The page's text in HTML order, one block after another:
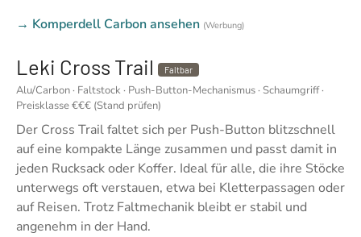
→ Komperdell Carbon ansehen (Werbung)
Leki Cross Trail Faltbar
Alu/Carbon · Faltstock · Push-Button-Mechanismus · Schaumgriff ·
Preisklasse €€€ (Stand prüfen)
Der Cross Trail faltet sich per Push-Button blitzschnell
auf eine kompakte Länge zusammen und passt damit in
jeden Rucksack oder Koffer. Ideal für alle, die ihre Stöcke
unterwegs oft verstauen, etwa bei Kletterpassagen oder
auf Reisen. Trotz Faltmechanik bleibt er stabil und
angenehm in der Hand.